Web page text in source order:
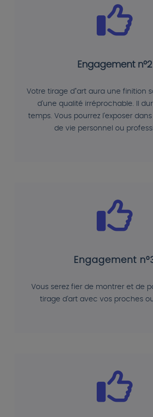
Engagement n°2
Votre tirage d"art aura une finition
d'une qualité irréprochable. Il
temps. Vous pourrez l'exposer
de vie personnel ou
Engagement
Vous serez fier de montrer et de
tirage d'art avec vos proches